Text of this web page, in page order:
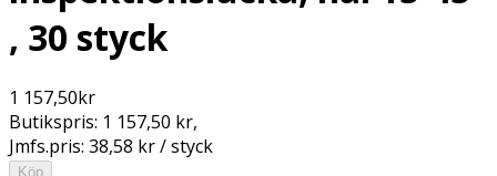
, 30 styck
1 157,50kr
Butikspris: 1 157,50 kr,
Jmfs.pris: 38,58 kr / styck
Köp